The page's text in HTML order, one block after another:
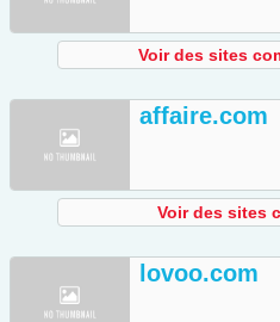
Voir des sites
affaire.com
Voir des sites
lovoo.com